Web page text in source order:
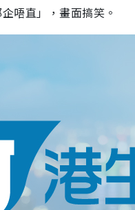
唔直」，畫面搞笑。